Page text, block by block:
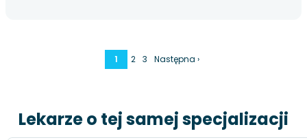
1 2 3 Następna ›
Lekarze o tej samej specjalizacji